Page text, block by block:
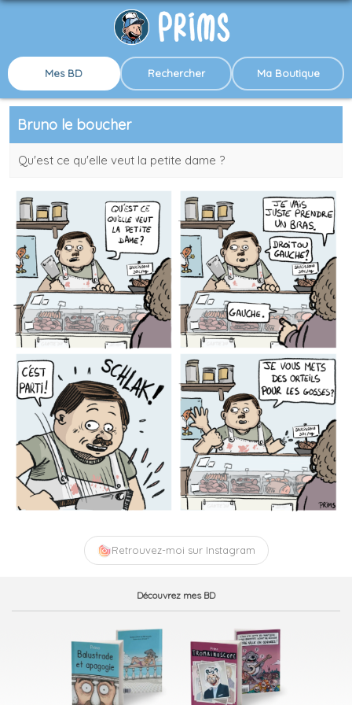
Mes BD Rechercher Ma Boutique
Bruno le boucher
Qu'est ce qu'elle veut la petite dame ?
Retrouvez-moi sur Instagram
Découvrez mes BD